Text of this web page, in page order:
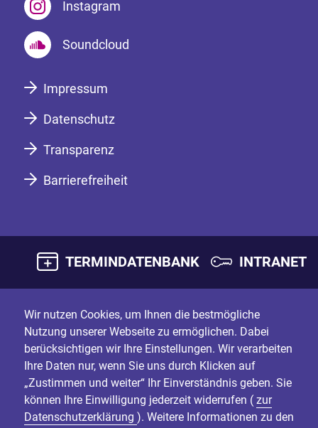
Instagram
Soundcloud
Impressum
Datenschutz
Transparenz
Barrierefreiheit
TERMINDATENBANK INTRANET
Wir nutzen Cookies, um Ihnen die bestmögliche
Nutzung unserer Webseite zu ermöglichen. Dabei
berücksichtigen wir Ihre Einstellungen. Wir verarbeiten
Ihre Daten nur, wenn Sie uns durch Klicken auf
„Zustimmen und weiter“ Ihr Einverständnis geben. Sie
können Ihre Einwilligung jederzeit widerrufen ( zur
Datenschutzerklärung ). Weitere Informationen zu den